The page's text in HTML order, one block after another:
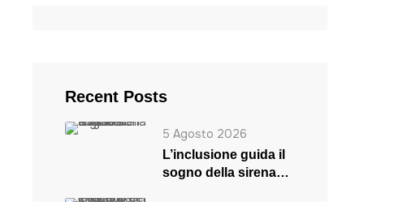
Recent Posts
5 Agosto 2026
L’inclusione guida il
sogno della sirena